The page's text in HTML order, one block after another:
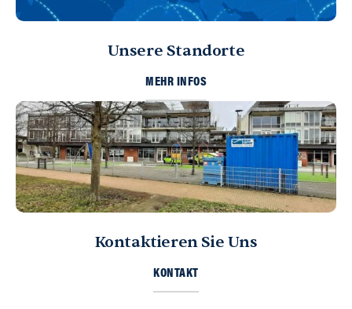
Unsere Standorte
MEHR INFOS
Kontaktieren Sie Uns
KONTAKT